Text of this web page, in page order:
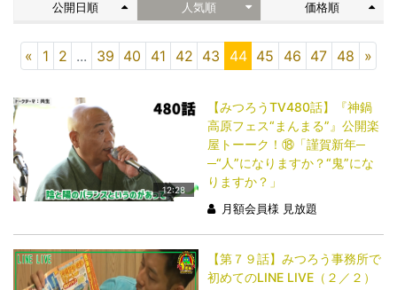
公開日順 人気順 価格順
« 1 2 ... 39 40 41 42 43 44 45 46 47 48 »
12:28
【みつろうTV480話】『神鍋
高原フェス“まんまる”』公開楽
屋トーーク！⑱「謹賀新年─
─“人”になりますか？“鬼”にな
りますか？」
月額会員様 見放題
【第７９話】みつろう事務所で
初めてのLINE LIVE（２／２）